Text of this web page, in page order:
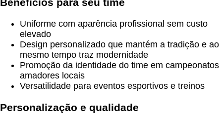
Uniforme com aparência profissional sem custo
elevado
Design personalizado que mantém a tradição e ao
mesmo tempo traz modernidade
Promoção da identidade do time em campeonatos
amadores locais
Versatilidade para eventos esportivos e treinos
Personalização e qualidade